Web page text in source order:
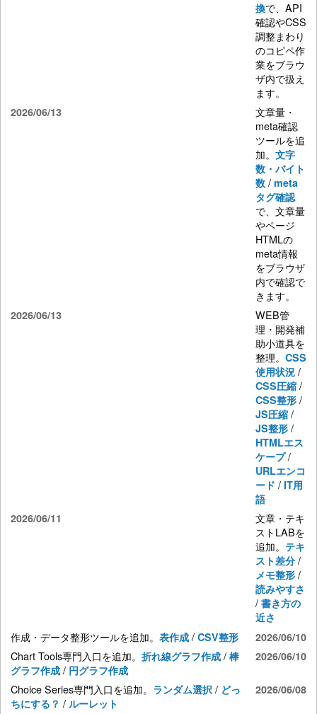
換で、API
確認やCSS
調整まわり
のコピペ作
業をブラウ
ザ内で扱え
ます。
2026/06/13
文章量・
meta確認
ツールを追
加。文字
数・バイト
数 /meta
タグ確認
で、文章量
やページ
HTMLの
meta情報
をブラウザ
内で確認で
きます。
2026/06/13
WEB管
理・開発補
助小道具を
整理。CSS
使用状況 /
CSS圧縮 /
CSS整形 /
JS圧縮 /
JS整形 /
HTMLエス
ケープ/
URLエンコ
ード / IT用
語
2026/06/11
文章・テキ
ストLABを
追加。 テキ
スト差分/
メモ整形 /
読みやすさ
/書き方の
近さ
作成・データ整形ツールを追加。 表作成/ CSV整形 2026/06/10
Chart Tools専門入口を追加。 折れ線グラフ作成/ 棒
グラフ作成/ 円グラフ作成
2026/06/10
Choice Series専門入口を追加。 ランダム選択 / どっ
ちにする？ / ルーレット
2026/06/08